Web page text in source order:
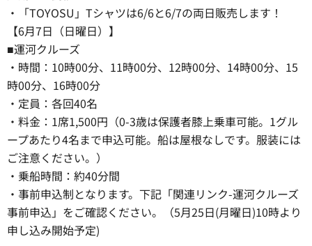
・「TOYOSU」Tシャツは6/6と6/7の両日販売します！
【6月7日（日曜日）】
■運河クルーズ
・時間：10時00分、11時00分、12時00分、14時00分、15
時00分、16時00分
・定員：各回40名
・料金：1席1,500円（0-3歳は保護者膝上乗車可能。1グル
ープあたり4名まで申込可能。船は屋根なしです。服装には
ご注意ください。）
・乗船時間：約40分間
・事前申込制となります。下記「関連リンク-運河クルーズ
事前申込」をご確認ください。（5月25日(月曜日)10時より
申し込み開始予定)